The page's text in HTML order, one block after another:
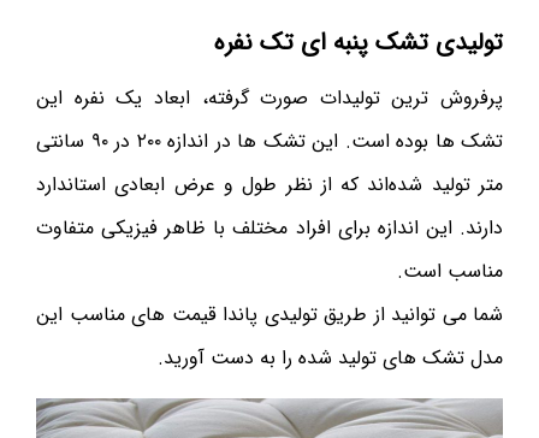
تولیدی تشک پنبه ای تک نفره
پرفروش ترین تولیدات صورت گرفته، ابعاد یک نفره این
تشک ها بوده است. این تشک ها در اندازه ۲۰۰ در ۹۰ سانتی
متر تولید شده‌اند که از نظر طول و عرض ابعادی استاندارد
دارند. این اندازه برای افراد مختلف با ظاهر فیزیکی متفاوت
مناسب است.
شما می توانید از طریق تولیدی پاندا قیمت های مناسب این
مدل تشک های تولید شده را به دست آورید.